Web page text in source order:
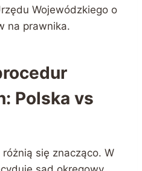
Wojewódzkiego o
na prawnika.
Polska vs
się znacząco. W